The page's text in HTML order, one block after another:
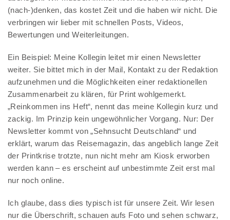
(nach-)denken, das kostet Zeit und die haben wir nicht. Die
verbringen wir lieber mit schnellen Posts, Videos,
Bewertungen und Weiterleitungen.
Ein Beispiel: Meine Kollegin leitet mir einen Newsletter
weiter. Sie bittet mich in der Mail, Kontakt zu der Redaktion
aufzunehmen und die Möglichkeiten einer redaktionellen
Zusammenarbeit zu klären, für Print wohlgemerkt.
„Reinkommen ins Heft“, nennt das meine Kollegin kurz und
zackig. Im Prinzip kein ungewöhnlicher Vorgang. Nur: Der
Newsletter kommt von „Sehnsucht Deutschland“ und
erklärt, warum das Reisemagazin, das angeblich lange Zeit
der Printkrise trotzte, nun nicht mehr am Kiosk erworben
werden kann – es erscheint auf unbestimmte Zeit erst mal
nur noch online.
Ich glaube, dass dies typisch ist für unsere Zeit. Wir lesen
nur die Überschrift, schauen aufs Foto und sehen schwarz,